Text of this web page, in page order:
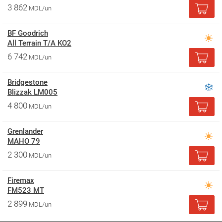
3 862 MDL/un
BF Goodrich
All Terrain T/A KO2
6 742 MDL/un
Bridgestone
Blizzak LM005
4 800 MDL/un
Grenlander
MAHO 79
2 300 MDL/un
Firemax
FM523 MT
2 899 MDL/un